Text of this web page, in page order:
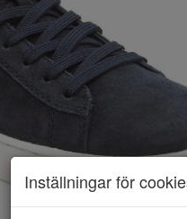
Inställningar för